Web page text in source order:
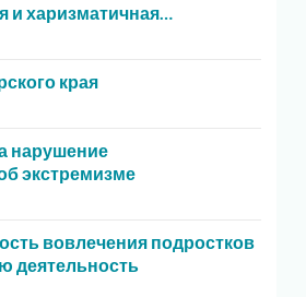
и харизматичная…
края
нарушение
экстремизме
вовлечения подростков
деятельность